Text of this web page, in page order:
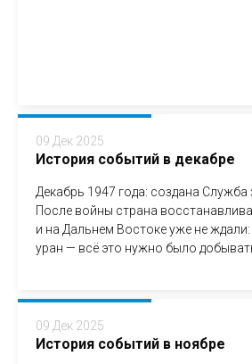
09 Дек 2025
История событий в декабре
Декабрь 1947 года: создана Служба
После войны страна
и на Дальнем Востоке уже не
уран — всё это нужно было
09 Дек 2025
История событий в ноябре